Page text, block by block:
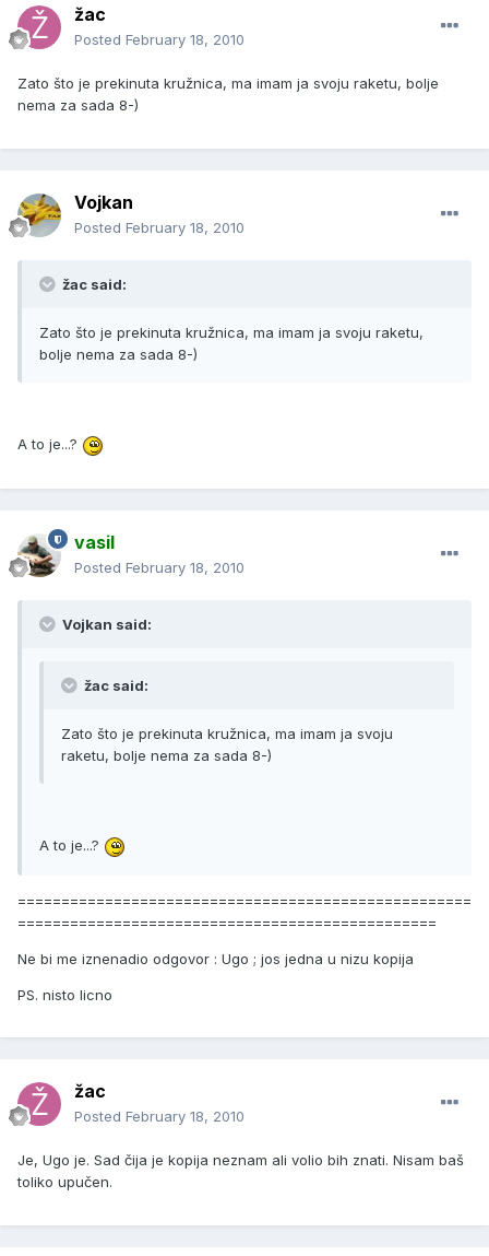
žac
Posted February 18, 2010
Zato što je prekinuta kružnica, ma imam ja svoju raketu, bolje
nema za sada 8-)
Vojkan
Posted February 18, 2010
žac said:
Zato što je prekinuta kružnica, ma imam ja svoju raketu,
bolje nema za sada 8-)
A to je...?
vasil
Posted February 18, 2010
Vojkan said:
žac said:
Zato što je prekinuta kružnica, ma imam ja svoju
raketu, bolje nema za sada 8-)
A to je...?
====================================================
================================================
Ne bi me iznenadio odgovor : Ugo ; jos jedna u nizu kopija
PS. nisto licno
žac
Posted February 18, 2010
Je, Ugo je. Sad čija je kopija neznam ali volio bih znati. Nisam baš
toliko upučen.